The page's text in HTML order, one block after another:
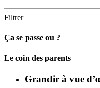
Filtrer
Ça se passe ou ?
Carto
Le coin des parents
Grandir à vue